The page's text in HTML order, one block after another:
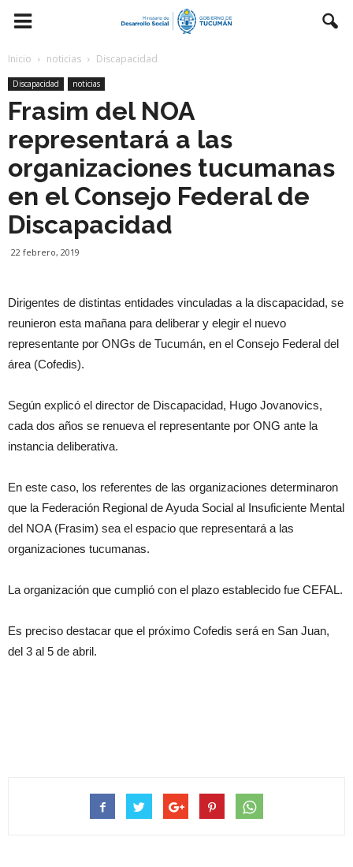
Inicio noticias Discapacidad
Discapacidad noticias
Frasim del NOA
representará a las
organizaciones tucumanas
en el Consejo Federal de
Discapacidad
22 febrero, 2019
Dirigentes de distintas entidades vinculadas a la discapacidad, se
reunieron esta mañana para deliberar y elegir el nuevo
representante por ONGs de Tucumán, en el Consejo Federal del
área (Cofedis).
Según explicó el director de Discapacidad, Hugo Jovanovics,
cada dos años se renueva el representante por ONG ante la
instancia deliberativa.
En este caso, los referentes de las organizaciones determinaron
que la Federación Regional de Ayuda Social al Insuficiente Mental
del NOA (Frasim) sea el espacio que representará a las
organizaciones tucumanas.
La organización que cumplió con el plazo establecido fue CEFAL.
Es preciso destacar que el próximo Cofedis será en San Juan,
del 3 al 5 de abril.